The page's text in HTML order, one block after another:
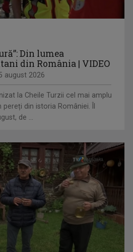
cu ...
prezentator ...
și poveste” de ...
Din lumea
din România | VIDEO
august 2026
la Cheile Turzii cel mai amplu
din istoria României. Îl
de ...